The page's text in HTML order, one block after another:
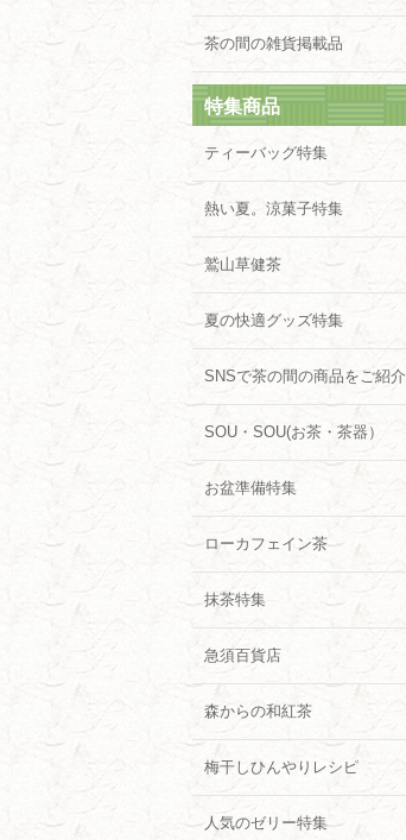
茶の間の雑貨掲載品
特集商品
ティーバッグ特集
熱い夏。涼菓子特集
鷲山草健茶
夏の快適グッズ特集
SNSで茶の間の商品をご紹介
SOU・SOU(お茶・茶器）
お盆準備特集
ローカフェイン茶
抹茶特集
急須百貨店
森からの和紅茶
梅干しひんやりレシピ
人気のゼリー特集